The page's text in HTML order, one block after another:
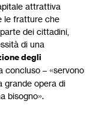
attrattiva
le fratture che
dei cittadini,
di una
degli
concluso – «servono
grande opera di
bisogno».